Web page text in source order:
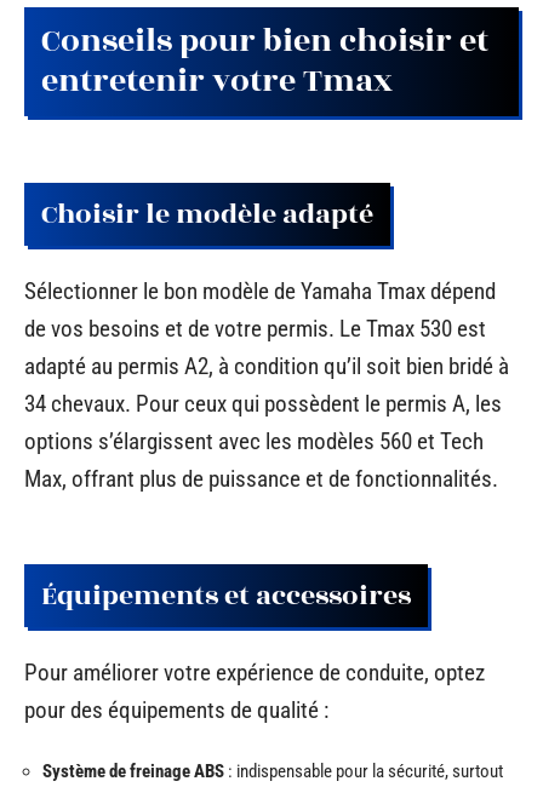
Conseils pour bien choisir et
entretenir votre Tmax
Choisir le modèle adapté
Sélectionner le bon modèle de Yamaha Tmax dépend
de vos besoins et de votre permis. Le Tmax 530 est
adapté au permis A2, à condition qu’il soit bien bridé à
34 chevaux. Pour ceux qui possèdent le permis A, les
options s’élargissent avec les modèles 560 et Tech
Max, offrant plus de puissance et de fonctionnalités.
Équipements et accessoires
Pour améliorer votre expérience de conduite, optez
pour des équipements de qualité :
Système de freinage ABS : indispensable pour la sécurité, surtout